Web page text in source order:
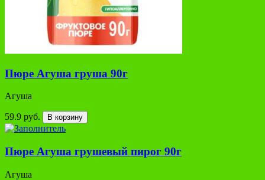
Пюре Агуша груша 90г
Агуша
59.9 руб. В корзину
Пюре Агуша грушевый пирог 90г
Агуша